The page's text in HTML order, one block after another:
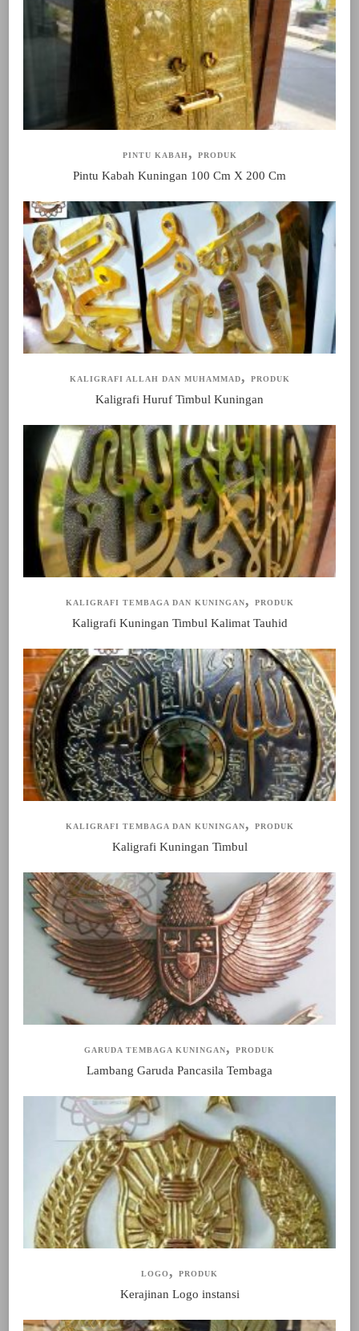
PINTU KABAH PRODUK
Pintu Kabah Kuningan 100 Cm X 200 Cm
KALIGRAFI ALLAH DAN MUHAMMAD PRODUK
Kaligrafi Huruf Timbul Kuningan
KALIGRAFI TEMBAGA DAN KUNINGAN PRODUK
Kaligrafi Kuningan Timbul Kalimat Tauhid
KALIGRAFI TEMBAGA DAN KUNINGAN PRODUK
Kaligrafi Kuningan Timbul
GARUDA TEMBAGA KUNINGAN PRODUK
Lambang Garuda Pancasila Tembaga
LOGO PRODUK
Kerajinan Logo instansi